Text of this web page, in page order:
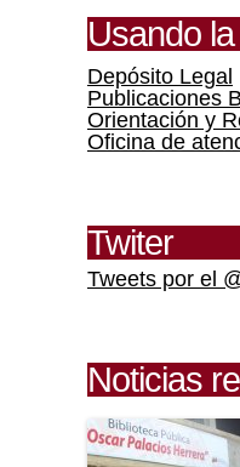
Usando
Depósito Legal
Publicaciones
Orientación y
Oficina de
Twiter
Tweets por el
Noticias